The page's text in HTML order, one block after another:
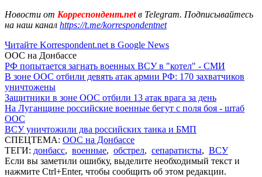
Новости от Корреспондент.netв Telegram. Подписывайтесь
на наш канал https://t.me/korrespondentnet
Читайте Korrespondent.net в Google News
ООС на Донбассе
РФ попытается загнать военных ВСУ в "котел" - СМИ
В зоне ООС отбили девять атак армии РФ: 170 захватчиков
уничтожены
Защитники в зоне ООС отбили 13 атак врага за день
На Луганщине российские военные бегут с поля боя - штаб
ООС
ВСУ уничтожили два российских танка и БМП
СПЕЦТЕМА: ООС на Донбассе
ТЕГИ: донбасс, военные, обстрел, сепаратисты, ВСУ
Если вы заметили ошибку, выделите необходимый текст и
нажмите Ctrl+Enter, чтобы сообщить об этом редакции.